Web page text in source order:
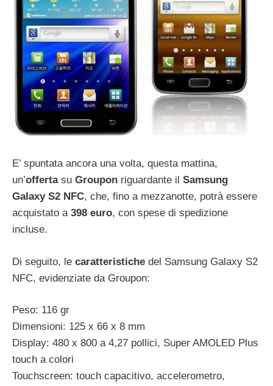
E’ spuntata ancora una volta, questa mattina,
un’offertasu Groupon riguardante il Samsung
Galaxy S2 NFC, che, fino a mezzanotte, potrà essere
acquistato a 398 euro, con spese di spedizione
incluse.
Di seguito, le caratteristiche del Samsung Galaxy S2
NFC, evidenziate da Groupon:
Peso: 116 gr
Dimensioni: 125 x 66 x 8 mm
Display: 480 x 800 a 4,27 pollici, Super AMOLED Plus
touch a colori
Touchscreen: touch capacitivo, accelerometro,